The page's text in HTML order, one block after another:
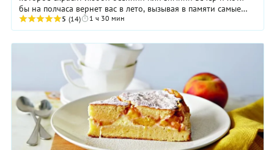
бы на полчаса вернет вас в лето, вызывая в памяти самые
яркие его моменты. Готовится же ...
5 (14) 1 ч 30 мин